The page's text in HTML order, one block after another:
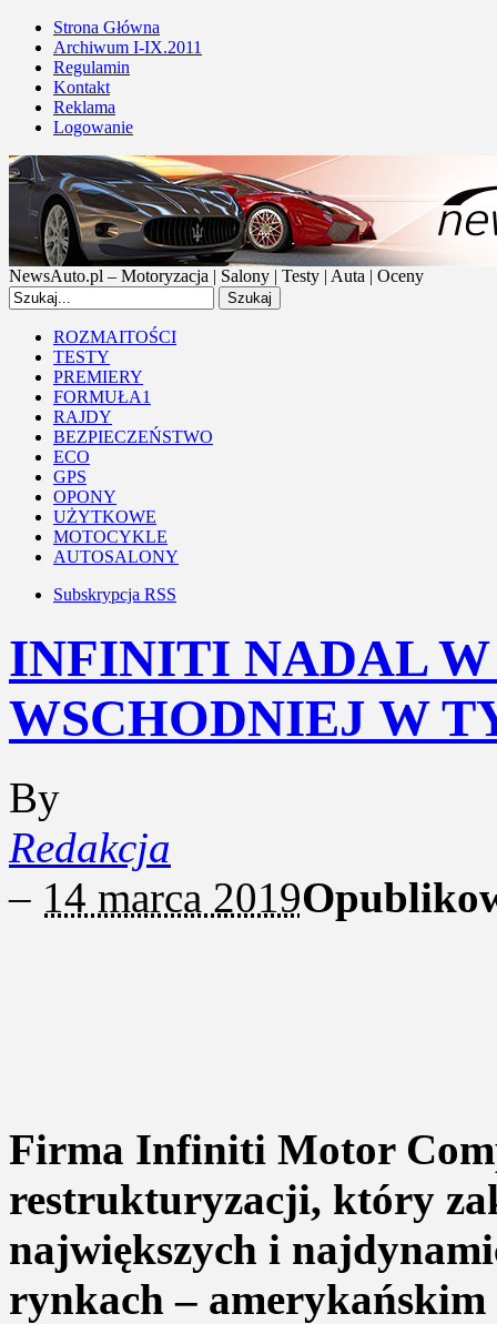
Strona Główna
Archiwum I-IX.2011
Regulamin
Kontakt
Reklama
Logowanie
NewsAuto.pl – Motoryzacja | Salony | Testy | Auta | Oceny
ROZMAITOŚCI
TESTY
PREMIERY
FORMUŁA1
RAJDY
BEZPIECZEŃSTWO
ECO
GPS
OPONY
UŻYTKOWE
MOTOCYKLE
AUTOSALONY
Subskrypcja RSS
INFINITI NADAL W
WSCHODNIEJ W
By
Redakcja
– 14 marca 2019
Firma Infiniti Motor
restrukturyzacji, który
największych i
rynkach –